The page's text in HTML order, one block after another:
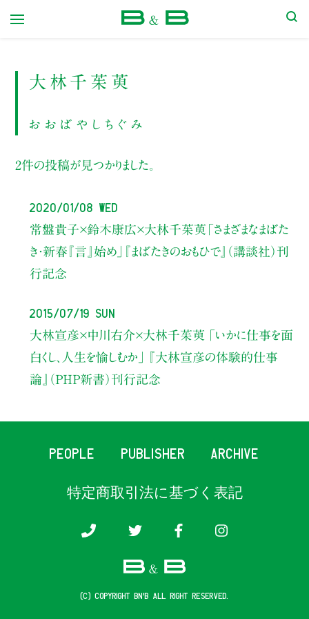
大林千茱萸
おおばやしちぐみ
2件の投稿が見つかりました。
2020/01/08 Wed
常盤貴子×鈴木康広×大林千茱萸 「さまざまなまばた
き・新春『言』始め」
『まばたきのおもひで』（講談社）刊
行記念
2015/07/19 Sun
大林宣彦×中川右介×大林千茱萸
｢いかに仕事を面
白くし、人生を愉しむか｣
『大林宣彦の体験的仕事
論』（ＰＨＰ新書）刊行記念
PEOPLE PUBLISHER ARCHIVE
特定商取引法に基づく表記
(c) COPYRIGHT B&B ALL RIGHT RESERVED.